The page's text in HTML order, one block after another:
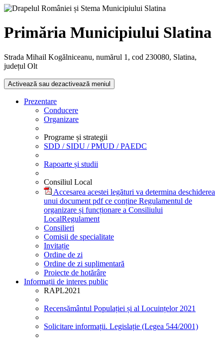
Primăria Municipiului Slatina
Strada Mihail Kogălniceanu, numărul 1, cod 230080, Slatina,
județul Olt
Activează sau dezactivează meniul
Prezentare
Conducere
Organizare
Programe și strategii
SDD / SIDU / PMUD / PAEDC
Rapoarte și studii
Consiliul Local
Accesarea acestei legături va determina deschiderea
unui document pdf ce conține Regulamentul de
organizare și funcționare a Consiliului
LocalRegulament
Consilieri
Comisii de specialitate
Invitație
Ordine de zi
Ordine de zi suplimentară
Proiecte de hotărâre
Informații de interes public
RAPL2021
Recensământul Populației și al Locuințelor 2021
Solicitare informații. Legislație (Legea 544/2001)